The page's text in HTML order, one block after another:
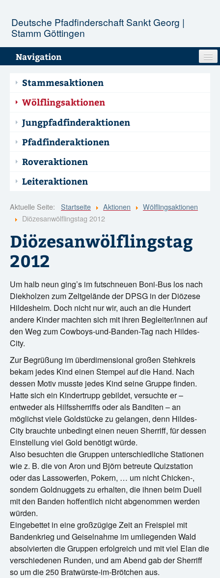
Deutsche Pfadfinderschaft Sankt Georg |
Stamm Göttingen
Navigation
Unser Stamm
Stufen
Aktionen
Infopool
Stammesaktionen
Wölflingsaktionen
Jungpfadfinderaktionen
Pfadfinderaktionen
Roveraktionen
Leiteraktionen
Aktuelle Seite: Startseite Aktionen
Wölflingsaktionen
Diözesanwölflingstag 2012
Diözesanwölflingstag
2012
Um halb neun ging’s im futschneuen Boni-Bus los nach
Diekholzen zum Zeltgelände der DPSG in der Diözese
Hildesheim. Doch nicht nur wir, auch an die Hundert
andere Kinder machten sich mit ihren Begleiter/innen auf
den Weg zum Cowboys-und-Banden-Tag nach Hildes-
City.
Zur Begrüßung im überdimensional großen Stehkreis
bekam jedes Kind einen Stempel auf die Hand. Nach
dessen Motiv musste jedes Kind seine Gruppe finden.
Hatte sich ein Kindertrupp gebildet, versuchte er –
entweder als Hilfssherriffs oder als Banditen – an
möglichst viele Goldstücke zu gelangen, denn Hildes-
City brauchte unbedingt einen neuen Sherriff, für dessen
Einstellung viel Gold benötigt würde.
Also besuchten die Gruppen unterschiedliche Stationen
wie z. B. die von Aron und Björn betreute Quizstation
oder das Lassowerfen, Pokern, … um nicht Chicken-,
sondern Goldnuggets zu erhalten, die ihnen beim Duell
mit den Banden hoffentlich nicht abgenommen werden
würden.
Eingebettet in eine großzügige Zeit an Freispiel mit
Bandenkrieg und Geiselnahme im umliegenden Wald
absolvierten die Gruppen erfolgreich und mit viel Elan die
verschiedenen Runden, und am Abend gab der Sherriff
so um die 250 Bratwürste-im-Brötchen aus.